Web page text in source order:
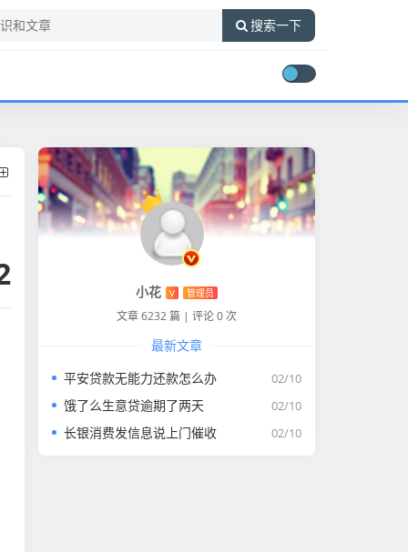
搜索一下
小花 V 管理员
文章 6232 篇 | 评论 0 次
最新文章
02/10
平安贷款无能力还款怎么办
02/10
饿了么生意贷逾期了两天
02/10
长银消费发信息说上门催收